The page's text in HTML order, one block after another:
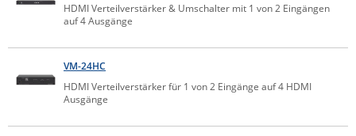
Power Kingdom
Riello UPS
HDMI Verteilverstärker & Umschalter mit 1 von 2 Eingängen
auf 4 Ausgänge
VM-24HC
HDMI Verteilverstärker für 1 von 2 Eingänge auf 4 HDMI
Ausgänge